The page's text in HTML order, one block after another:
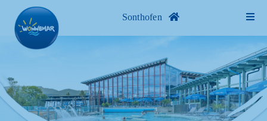
content
Sonthofen
Bäderübersicht
WONNEMAR Sonthofen